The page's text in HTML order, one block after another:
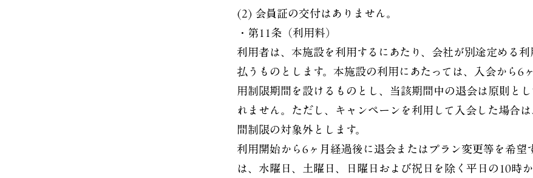
(2) 会員証の交付はありません。
・第11条（利用料）
利用者は、本施設を利用するにあたり、会社が別途定める利
払うものとします。本施設の利用にあたっては、入会から6
用制限期間を設けるものとし、当該期間中の退会は原則とし
れません。ただし、キャンペーンを利用して入会した場合
間制限の対象外とします。
利用開始から6ヶ月経過後に退会またはプラン変更等を希望
は、水曜日、土曜日、日曜日および祝日を除く平日の10時